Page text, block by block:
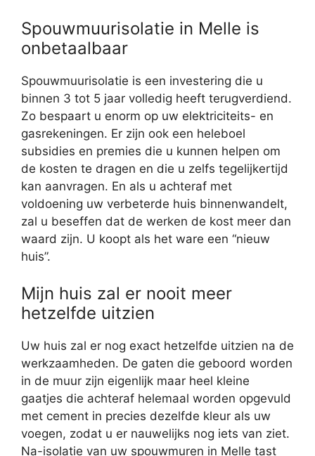
Spouwmuurisolatie in Melle is
onbetaalbaar
Spouwmuurisolatie is een investering die u
binnen 3 tot 5 jaar volledig heeft terugverdiend.
Zo bespaart u enorm op uw elektriciteits- en
gasrekeningen. Er zijn ook een heleboel
subsidies en premies die u kunnen helpen om
de kosten te dragen en die u zelfs tegelijkertijd
kan aanvragen. En als u achteraf met
voldoening uw verbeterde huis binnenwandelt,
zal u beseffen dat de werken de kost meer dan
waard zijn. U koopt als het ware een “nieuw
huis”.
Mijn huis zal er nooit meer
hetzelfde uitzien
Uw huis zal er nog exact hetzelfde uitzien na de
werkzaamheden. De gaten die geboord worden
in de muur zijn eigenlijk maar heel kleine
gaatjes die achteraf helemaal worden opgevuld
met cement in precies dezelfde kleur als uw
voegen, zodat u er nauwelijks nog iets van ziet.
Na-isolatie van uw spouwmuren in Melle tast